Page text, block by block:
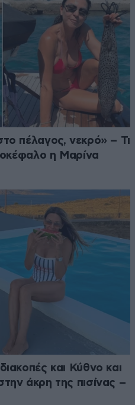
πέλαγος, νεκρό» – Τι
η Μαρίνα
και Κύθνο και
άκρη της πισίνας –